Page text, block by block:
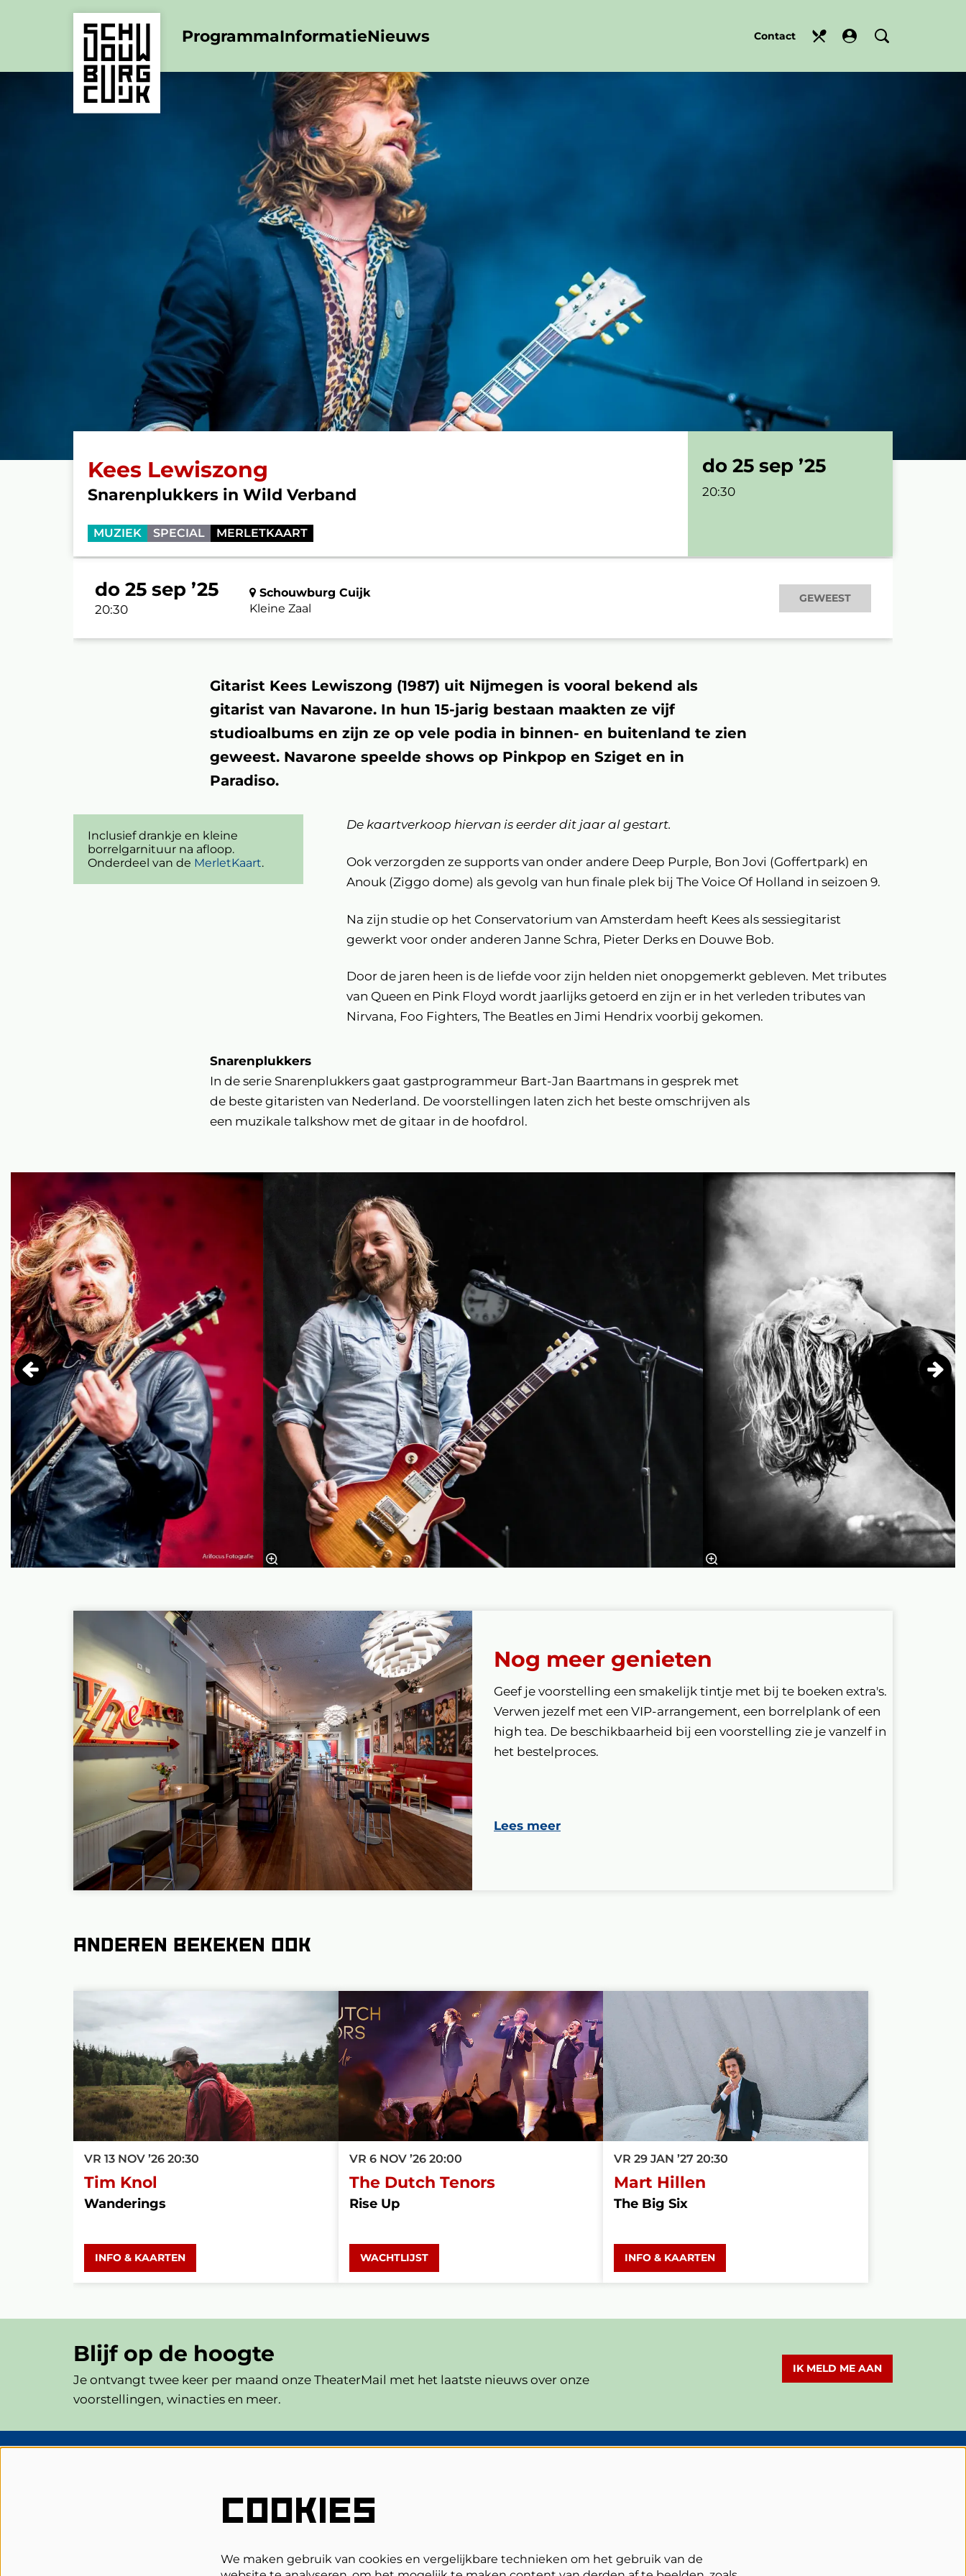
ProgrammaInformatieNieuws Contact
Kees Lewiszong
Snarenplukkers in Wild Verband
MUZIEK SPECIAL MERLETKAART
do 25 sep ’25
20:30
do 25 sep ’25
20:30
Schouwburg Cuijk
Kleine Zaal
GEWEEST
Gitarist Kees Lewiszong (1987) uit Nijmegen is vooral bekend als
gitarist van Navarone. In hun 15-jarig bestaan maakten ze vijf
studioalbums en zijn ze op vele podia in binnen- en buitenland te zien
geweest. Navarone speelde shows op Pinkpop en Sziget en in
Paradiso.
De kaartverkoop hiervan is eerder dit jaar al gestart.
Ook verzorgden ze supports van onder andere Deep Purple, Bon Jovi (Goffertpark) en
Anouk (Ziggo dome) als gevolg van hun finale plek bij The Voice Of Holland in seizoen 9.
Na zijn studie op het Conservatorium van Amsterdam heeft Kees als sessiegitarist
gewerkt voor onder anderen Janne Schra, Pieter Derks en Douwe Bob.
Door de jaren heen is de liefde voor zijn helden niet onopgemerkt gebleven. Met tributes
van Queen en Pink Floyd wordt jaarlijks getoerd en zijn er in het verleden tributes van
Nirvana, Foo Fighters, The Beatles en Jimi Hendrix voorbij gekomen.
Inclusief drankje en kleine
borrelgarnituur na afloop.
Onderdeel van de MerletKaart.
Snarenplukkers
In de serie Snarenplukkers gaat gastprogrammeur Bart-Jan Baartmans in gesprek met
de beste gitaristen van Nederland. De voorstellingen laten zich het beste omschrijven als
een muzikale talkshow met de gitaar in de hoofdrol.
Nog meer genieten
Geef je voorstelling een smakelijk tintje met bij te boeken extra's.
Verwen jezelf met een VIP-arrangement, een borrelplank of een
high tea. De beschikbaarheid bij een voorstelling zie je vanzelf in
het bestelproces.
Lees meer
Anderen bekeken ook
Tim Knol
Wanderings
VR 13 NOV ’26 20:30
INFO & KAARTEN
The Dutch Tenors
Rise Up
VR 6 NOV ’26 20:00
WACHTLIJST
Mart Hillen
The Big Six
VR 29 JAN ’2720:30
INFO & KAARTEN
Blijf op de hoogte
Je ontvangt twee keer per maand onze TheaterMail met het laatste nieuws over onze
voorstellingen, winacties en meer.
IK MELD ME AAN
Zaalplattegronden
Privacy, cookies & voorwaarden
ANBI
COOKIES
We maken gebruik van cookies en vergelijkbare technieken om het gebruik van de